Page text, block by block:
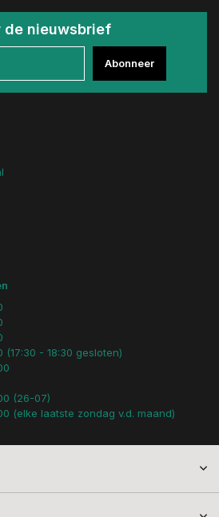
de nieuwsbrief
Abonneer
(17:30 - 18:30 gesloten)
(26-07)
(elke laatste zondag v.d. maand)